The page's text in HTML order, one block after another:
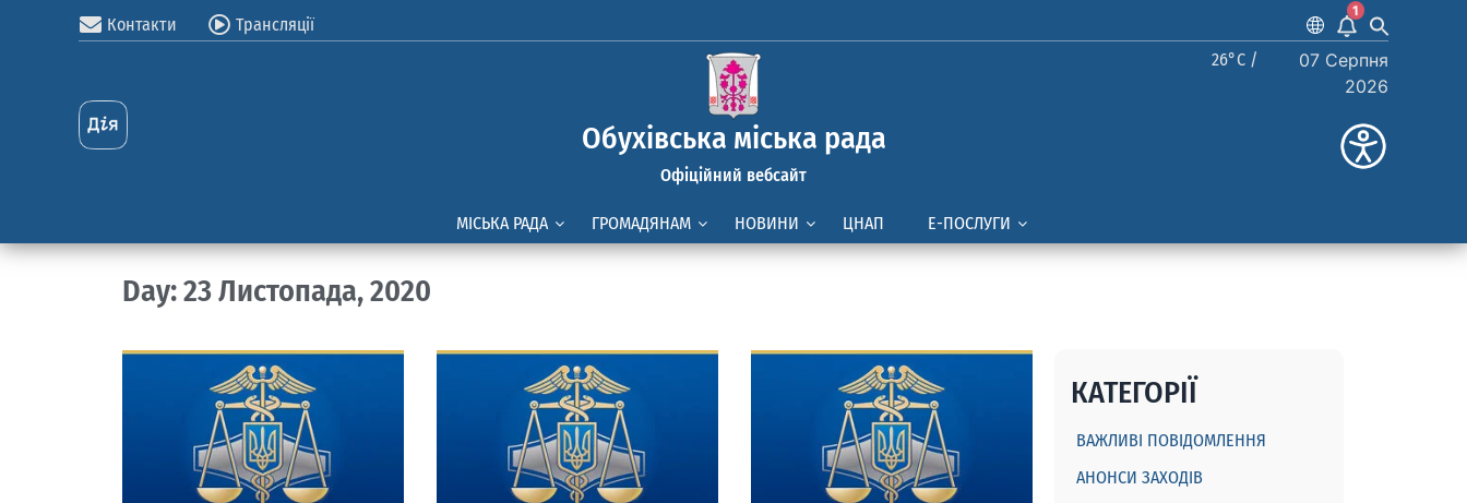
Контакти Трансляції
1
Обухівська міська рада
Офіційний вебсайт
26°C /
07 Серпня
2026
МІСЬКА РАДА ГРОМАДЯНАМ НОВИНИ ЦНАП Е-ПОСЛУГИ
Day: 23 Листопада, 2020
КАТЕГОРІЇ
ВАЖЛИВІ ПОВІДОМЛЕННЯ
АНОНСИ ЗАХОДІВ